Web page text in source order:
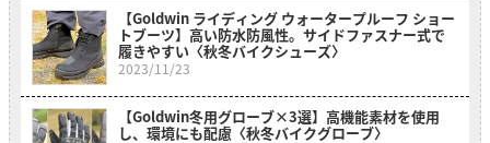
【Goldwin ライディング ウォータープルーフ ショー
トブーツ】高い防水防風性。サイドファスナー式で
履きやすい〈秋冬バイクシューズ〉
2023/11/23
【Goldwin冬用グローブ×3選】高機能素材を使用
し、環境にも配慮〈秋冬バイクグローブ〉